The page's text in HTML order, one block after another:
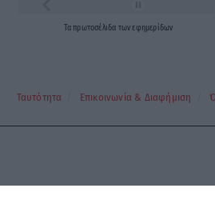
Ταπρωτοσέλιδα τωνεφημερίδων
Ταυτότητα Επικοινωνία & Διαφήμιση